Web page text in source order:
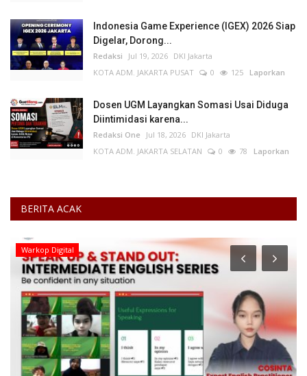
Indonesia Game Experience (IGEX) 2026 Siap
Digelar, Dorong...
Redaksi Jul 19, 2026 DKI Jakarta
KOTA ADM. JAKARTA PUSAT
0 125 Laporkan
Dosen UGM Layangkan Somasi Usai Diduga
Diintimidasi karena...
Redaksi One Jul 18, 2026 DKI Jakarta
KOTA ADM. JAKARTA SELATAN
0 78 Laporkan
BERITA ACAK
Jawa Timur